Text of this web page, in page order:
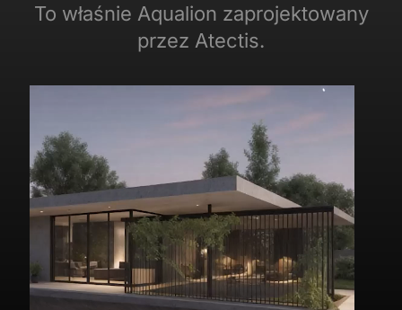
To właśnie Aqualion zaprojektowany
przez Atectis.